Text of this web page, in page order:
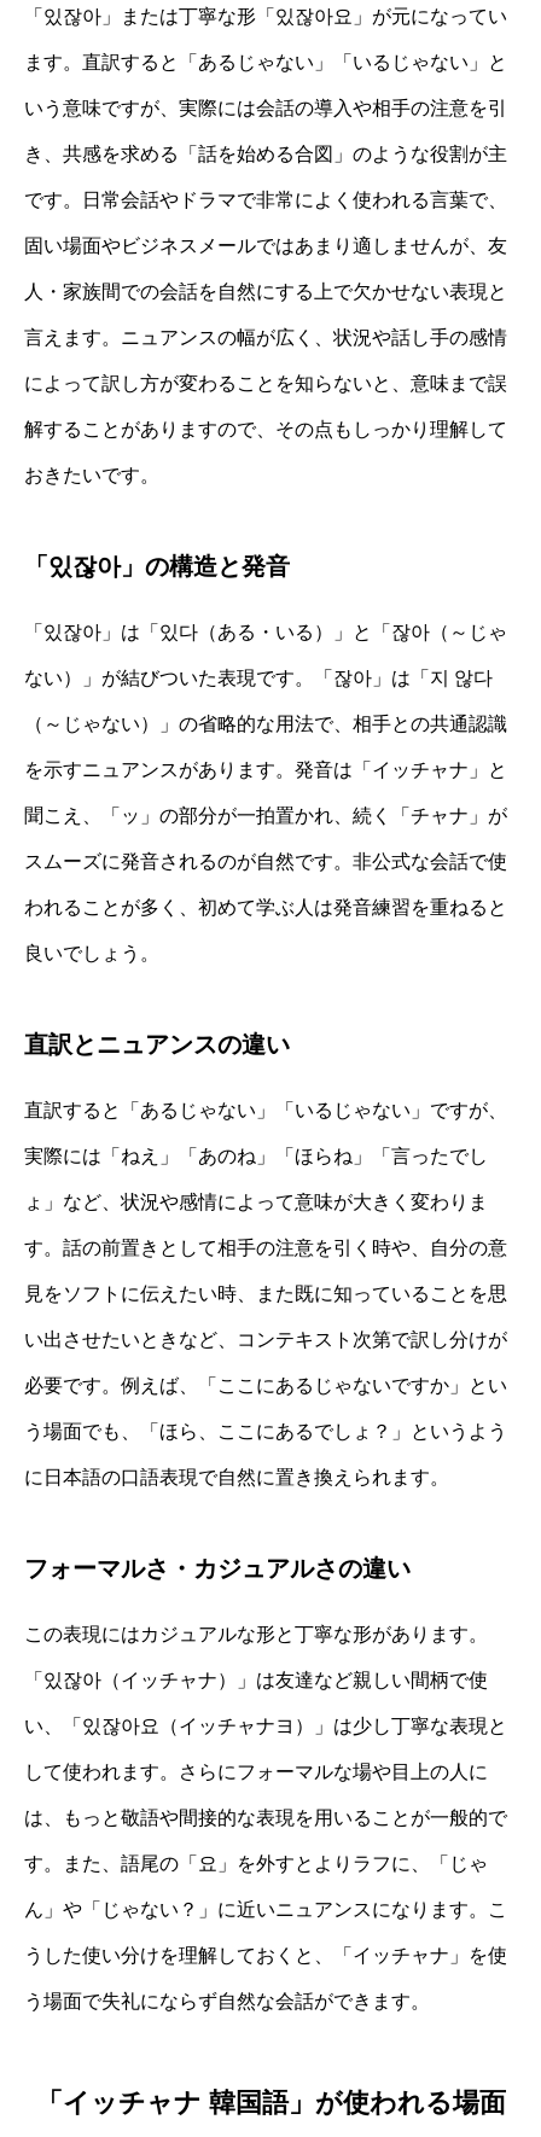
「있잖아」または丁寧な形「있잖아요」が元になってい
ます。直訳すると「あるじゃない」「いるじゃない」と
いう意味ですが、実際には会話の導入や相手の注意を引
き、共感を求める「話を始める合図」のような役割が主
です。日常会話やドラマで非常によく使われる言葉で、
固い場面やビジネスメールではあまり適しませんが、友
人・家族間での会話を自然にする上で欠かせない表現と
言えます。ニュアンスの幅が広く、状況や話し手の感情
によって訳し方が変わることを知らないと、意味まで誤
解することがありますので、その点もしっかり理解して
おきたいです。
「있잖아」の構造と発音
「있잖아」は「있다（ある・いる）」と「잖아（～じゃ
ない）」が結びついた表現です。「잖아」は「지 않다
（～じゃない）」の省略的な用法で、相手との共通認識
を示すニュアンスがあります。発音は「イッチャナ」と
聞こえ、「ッ」の部分が一拍置かれ、続く「チャナ」が
スムーズに発音されるのが自然です。非公式な会話で使
われることが多く、初めて学ぶ人は発音練習を重ねると
良いでしょう。
直訳とニュアンスの違い
直訳すると「あるじゃない」「いるじゃない」ですが、
実際には「ねえ」「あのね」「ほらね」「言ったでし
ょ」など、状況や感情によって意味が大きく変わりま
す。話の前置きとして相手の注意を引く時や、自分の意
見をソフトに伝えたい時、また既に知っていることを思
い出させたいときなど、コンテキスト次第で訳し分けが
必要です。例えば、「ここにあるじゃないですか」とい
う場面でも、「ほら、ここにあるでしょ？」というよう
に日本語の口語表現で自然に置き換えられます。
フォーマルさ・カジュアルさの違い
この表現にはカジュアルな形と丁寧な形があります。
「있잖아（イッチャナ）」は友達など親しい間柄で使
い、「있잖아요（イッチャナヨ）」は少し丁寧な表現と
して使われます。さらにフォーマルな場や目上の人に
は、もっと敬語や間接的な表現を用いることが一般的で
す。また、語尾の「요」を外すとよりラフに、「じゃ
ん」や「じゃない？」に近いニュアンスになります。こ
うした使い分けを理解しておくと、「イッチャナ」を使
う場面で失礼にならず自然な会話ができます。
「イッチャナ 韓国語」が使われる場面